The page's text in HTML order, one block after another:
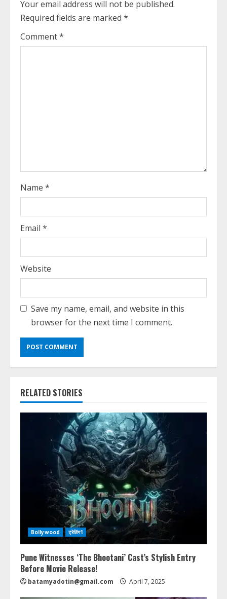
e
R
e
Your email address will not be published.
Required fields are marked *
Comment*
Name *
Email *
Website
Save my name, email, and website in this
browser for the next time I comment.
RELATED STORIES
Bollywood ट्रेडिंग1
Pune Witnesses ‘The Bhootani’ Cast’s Stylish Entry
Before Movie Release!
batamyadotin@gmail.com April 7, 2025